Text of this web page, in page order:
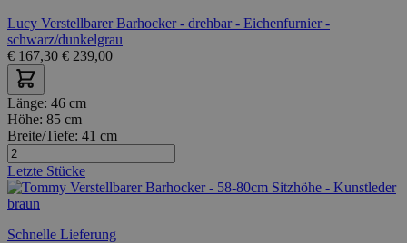
Lucy Verstellbarer Barhocker - drehbar - Eichenfurnier -
schwarz/dunkelgrau
€ 167,30 € 239,00
Länge: 46 cm
Höhe: 85 cm
Breite/Tiefe: 41 cm
Letzte Stücke
Schnelle Lieferung